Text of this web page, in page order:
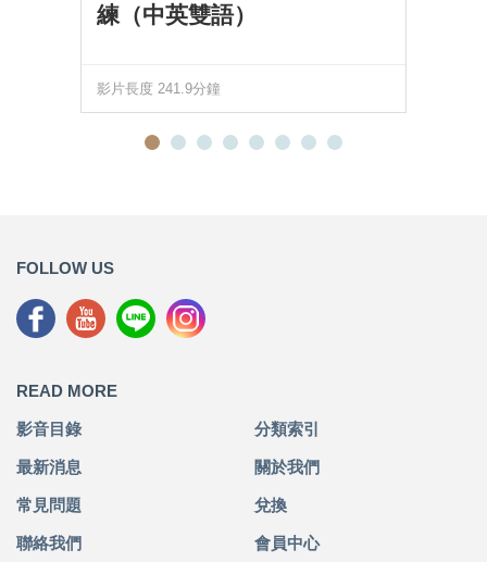
練（中英雙語）
影片長度 241.9分鐘
FOLLOW US
READ MORE
影音目錄 分類索引
最新消息 關於我們
常見問題 兌換
聯絡我們 會員中心